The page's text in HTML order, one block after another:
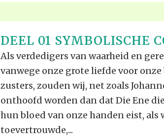
DEEL 01 SYMBOLISCHE
Als verdedigers van waarheid en
vanwege onze grote liefde voor onze
zusters, zouden wij, net zoals
onthoofd worden dan dat Die Ene
hun bloed van onze handen eist, als
toevertrouwde,...